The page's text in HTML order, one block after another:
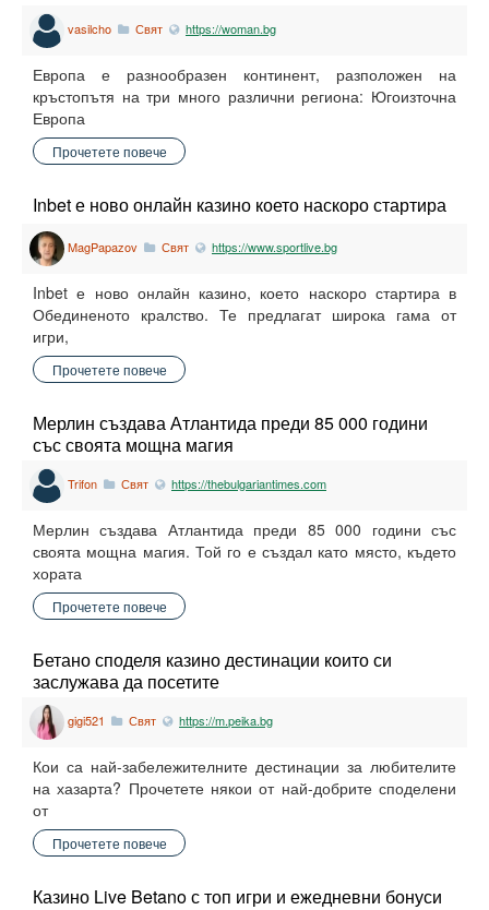
vasilcho Свят https://woman.bg
Европа е разнообразен континент, разположен на
кръстопътя на три много различни региона: Югоизточна
Европа
Прочетете повече
Inbet е ново онлайн казино което наскоро стартира
MagPapazov Свят https://www.sportlive.bg
Inbet е ново онлайн казино, което наскоро стартира в
Обединеното кралство. Те предлагат широка гама от
игри,
Прочетете повече
Мерлин създава Атлантида преди 85 000 години
със своята мощна магия
Trifon Свят https://thebulgariantimes.com
Мерлин създава Атлантида преди 85 000 години със
своята мощна магия. Той го е създал като място, където
хората
Прочетете повече
Бетано споделя казино дестинации които си
заслужава да посетите
gigi521 Свят https://m.peika.bg
Кои са най-забележителните дестинации за любителите
на хазарта? Прочетете някои от най-добрите споделени
от
Прочетете повече
Казино Live Betano с топ игри и ежедневни бонуси